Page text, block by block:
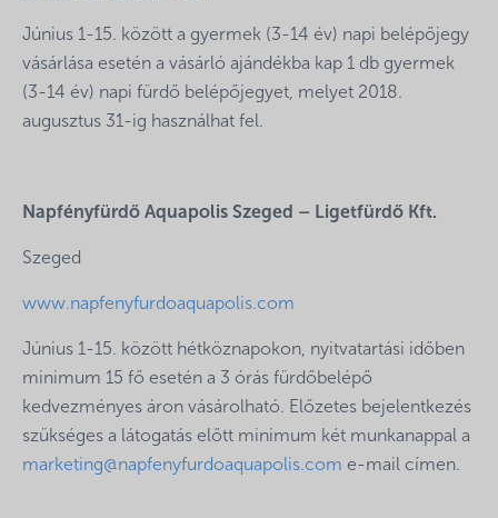
Június 1-15. között a gyermek (3-14 év) napi belépőjegy
vásárlása esetén a vásárló ajándékba kap 1 db gyermek
(3-14 év) napi fürdő belépőjegyet, melyet 2018.
augusztus 31-ig használhat fel.
Napfényfürdő Aquapolis Szeged – Ligetfürdő Kft.
Szeged
www.napfenyfurdoaquapolis.com
Június 1-15. között hétköznapokon, nyitvatartási időben
minimum 15 fő esetén a 3 órás fürdőbelépő
kedvezményes áron vásárolható. Előzetes bejelentkezés
szükséges a látogatás előtt minimum két munkanappal a
marketing@napfenyfurdoaquapolis.com e-mail címen.